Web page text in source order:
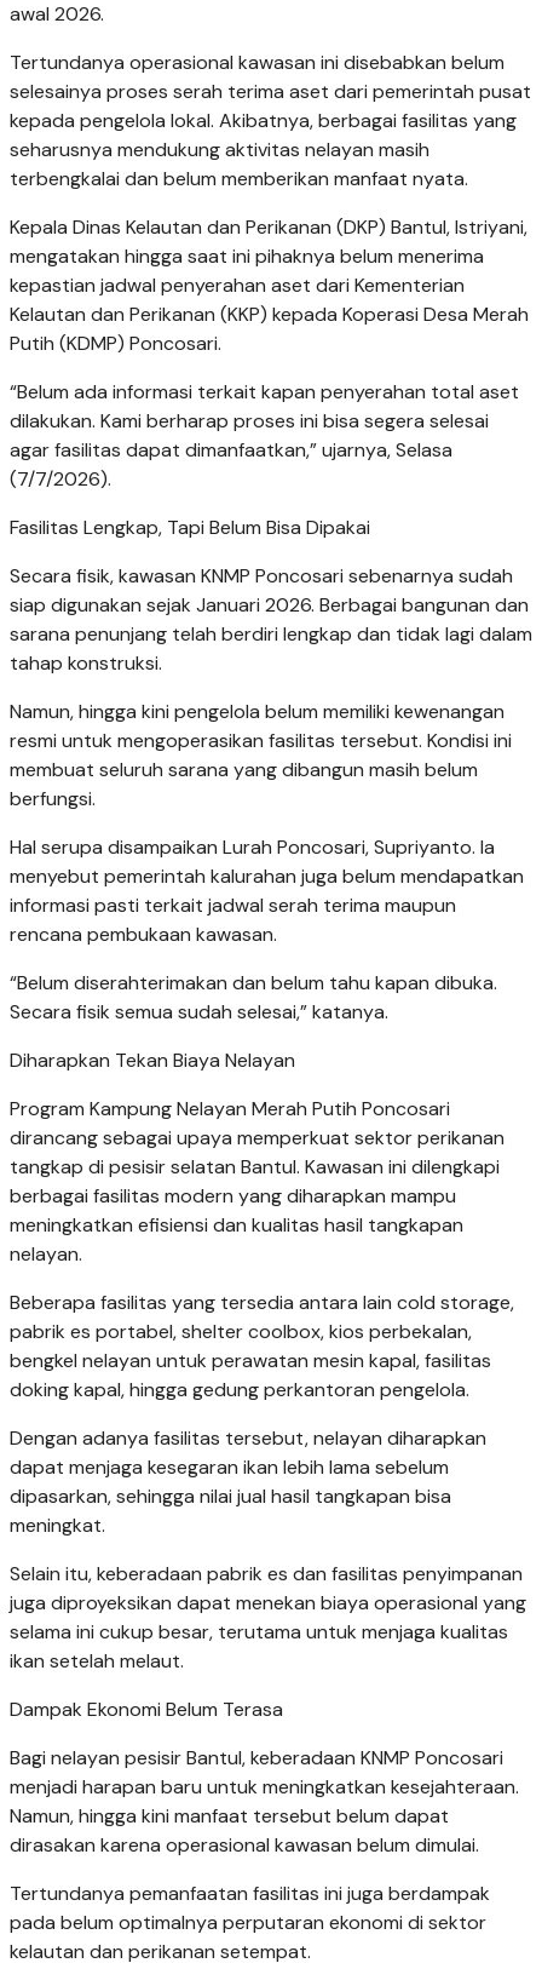
awal 2026.
Tertundanya operasional kawasan ini disebabkan belum
selesainya proses serah terima aset dari pemerintah pusat
kepada pengelola lokal. Akibatnya, berbagai fasilitas yang
seharusnya mendukung aktivitas nelayan masih
terbengkalai dan belum memberikan manfaat nyata.
Kepala Dinas Kelautan dan Perikanan (DKP) Bantul, Istriyani,
mengatakan hingga saat ini pihaknya belum menerima
kepastian jadwal penyerahan aset dari Kementerian
Kelautan dan Perikanan (KKP) kepada Koperasi Desa Merah
Putih (KDMP) Poncosari.
“Belum ada informasi terkait kapan penyerahan total aset
dilakukan. Kami berharap proses ini bisa segera selesai
agar fasilitas dapat dimanfaatkan,” ujarnya, Selasa
(7/7/2026).
Fasilitas Lengkap, Tapi Belum Bisa Dipakai
Secara fisik, kawasan KNMP Poncosari sebenarnya sudah
siap digunakan sejak Januari 2026. Berbagai bangunan dan
sarana penunjang telah berdiri lengkap dan tidak lagi dalam
tahap konstruksi.
Namun, hingga kini pengelola belum memiliki kewenangan
resmi untuk mengoperasikan fasilitas tersebut. Kondisi ini
membuat seluruh sarana yang dibangun masih belum
berfungsi.
Hal serupa disampaikan Lurah Poncosari, Supriyanto. Ia
menyebut pemerintah kalurahan juga belum mendapatkan
informasi pasti terkait jadwal serah terima maupun
rencana pembukaan kawasan.
“Belum diserahterimakan dan belum tahu kapan dibuka.
Secara fisik semua sudah selesai,” katanya.
Diharapkan Tekan Biaya Nelayan
Program Kampung Nelayan Merah Putih Poncosari
dirancang sebagai upaya memperkuat sektor perikanan
tangkap di pesisir selatan Bantul. Kawasan ini dilengkapi
berbagai fasilitas modern yang diharapkan mampu
meningkatkan efisiensi dan kualitas hasil tangkapan
nelayan.
Beberapa fasilitas yang tersedia antara lain cold storage,
pabrik es portabel, shelter coolbox, kios perbekalan,
bengkel nelayan untuk perawatan mesin kapal, fasilitas
doking kapal, hingga gedung perkantoran pengelola.
Dengan adanya fasilitas tersebut, nelayan diharapkan
dapat menjaga kesegaran ikan lebih lama sebelum
dipasarkan, sehingga nilai jual hasil tangkapan bisa
meningkat.
Selain itu, keberadaan pabrik es dan fasilitas penyimpanan
juga diproyeksikan dapat menekan biaya operasional yang
selama ini cukup besar, terutama untuk menjaga kualitas
ikan setelah melaut.
Dampak Ekonomi Belum Terasa
Bagi nelayan pesisir Bantul, keberadaan KNMP Poncosari
menjadi harapan baru untuk meningkatkan kesejahteraan.
Namun, hingga kini manfaat tersebut belum dapat
dirasakan karena operasional kawasan belum dimulai.
Tertundanya pemanfaatan fasilitas ini juga berdampak
pada belum optimalnya perputaran ekonomi di sektor
kelautan dan perikanan setempat.